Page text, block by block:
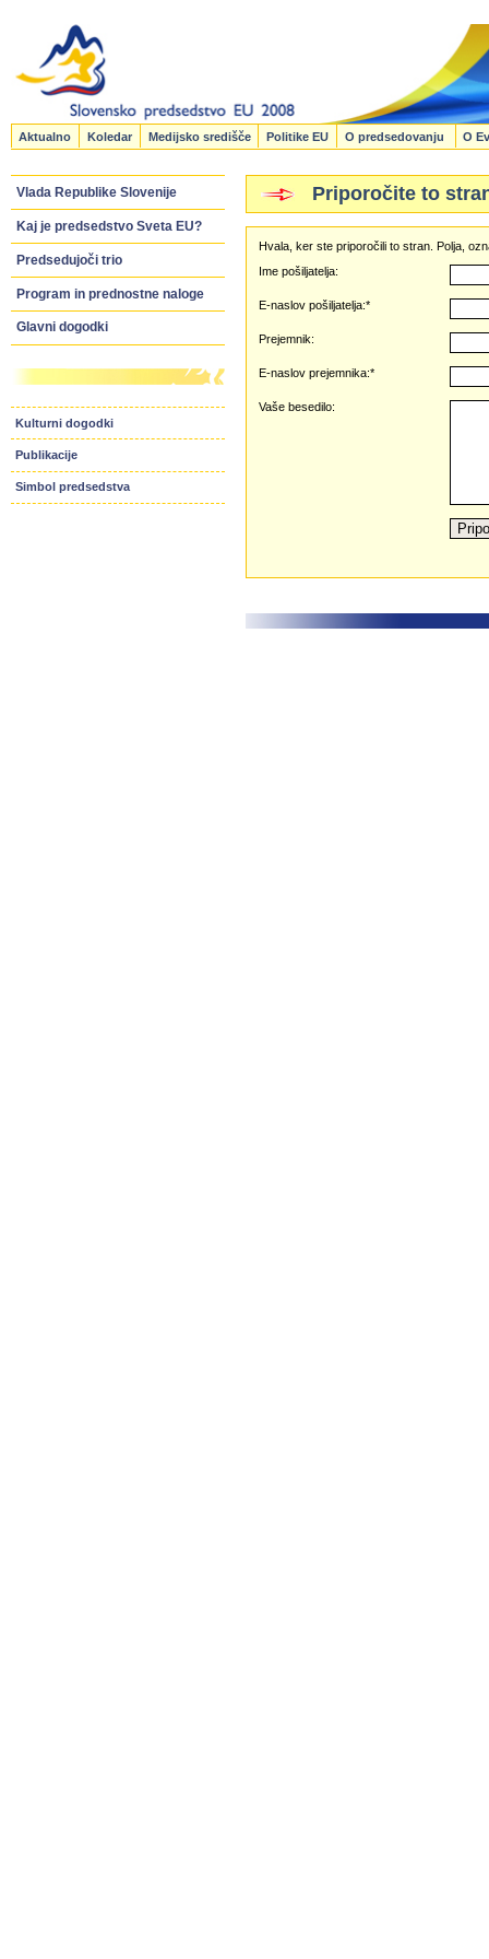
Aktualno Koledar Medijsko središče Politike EU O predsedovanju O
Vlada Republike Slovenije
Kaj je predsedstvo Sveta EU?
Predsedujoči trio
Program in prednostne naloge
Glavni dogodki
Kulturni dogodki
Publikacije
Simbol predsedstva
Priporočite to
Hvala, ker ste priporočili to stran. Polja,
Ime pošiljatelja:
E-naslov pošiljatelja:*
Prejemnik:
E-naslov prejemnika:*
Vaše besedilo: